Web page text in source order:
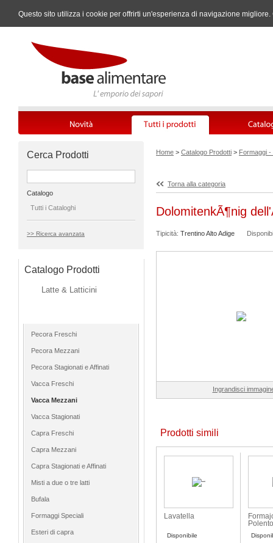
Questo sito utilizza i cookie per offrirti un'esperienza di navigazione
Cerca Prodotti
Catalogo
Tutti i Cataloghi
>> Ricerca avanzata
Catalogo Prodotti
Latte & Latticini
Pecora Freschi
Pecora Mezzani
Pecora Stagionati e Affinati
Vacca Freschi
Vacca Mezzani
Vacca Stagionati
Capra Freschi
Capra Mezzani
Capra Stagionati e Affinati
Misti a due o tre latti
Bufala
Formaggi Speciali
Esteri di capra
Home > Catalogo Prodotti > Formaggi
Torna alla categoria
DolomitenkÃ¶nig
Tipicità: Trentino Alto Adige
Ingrandisci
Prodotti simili
Lavatella
Disponibile